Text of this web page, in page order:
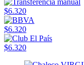
$6.320
$6.320
$6.320